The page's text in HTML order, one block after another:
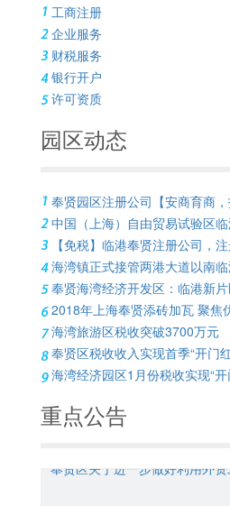
工商注册
企业服务
财税服务
银行开户
许可资质
园区动态
奉贤园区注册公司【安商育商
奉贤海湾经济开发区：临港新
2018年上海奉贤添砖加瓦 聚焦
海湾旅游区税收突破3700万元
奉贤区税收收入实现首季“开门
海湾经济园区1月份税收实现“
重点公告
措施